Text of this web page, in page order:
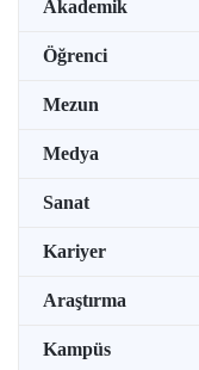
Akademik
Öğrenci
Mezun
Medya
Sanat
Kariyer
Araştırma
Kampüs